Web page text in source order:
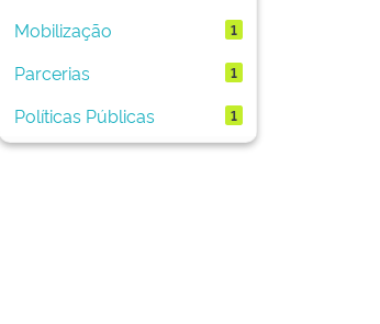
Mobilização 1
Parcerias 1
Políticas Públicas 1